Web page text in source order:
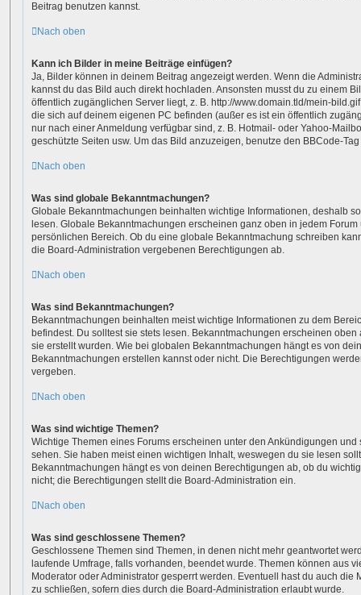
Beitrag benutzen kannst.
Nach oben
Kann ich Bilder in meine Beiträge einfügen?
Ja, Bilder können in deinem Beitrag angezeigt werden. Wenn die
kannst du das Bild auch direkt hochladen. Ansonsten musst du zu einem
öffentlich zugänglichen Server liegt, z. B. http://www.domain.tld/mein-
die sich auf deinem eigenen PC befinden (außer es ist ein öffentlich
nur nach einer Anmeldung verfügbar sind, z. B. Hotmail- oder Yahoo-
geschützte Seiten usw. Um das Bild anzuzeigen, benutze den BBCode-Tag
Nach oben
Was sind globale Bekanntmachungen?
Globale Bekanntmachungen beinhalten wichtige Informationen, deshalb
lesen. Globale Bekanntmachungen erscheinen ganz oben in jedem
persönlichen Bereich. Ob du eine globale Bekanntmachung schreiben
die Board-Administration vergebenen Berechtigungen ab.
Nach oben
Was sind Bekanntmachungen?
Bekanntmachungen beinhalten meist wichtige Informationen zu dem
befindest. Du solltest sie stets lesen. Bekanntmachungen erscheinen
sie erstellt wurden. Wie bei globalen Bekanntmachungen hängt es von
Bekanntmachungen erstellen kannst oder nicht. Die Berechtigungen
vergeben.
Nach oben
Was sind wichtige Themen?
Wichtige Themen eines Forums erscheinen unter den Ankündigungen und
sehen. Sie haben meist einen wichtigen Inhalt, weswegen du sie lesen
Bekanntmachungen hängt es von deinen Berechtigungen ab, ob du
nicht; die Berechtigungen stellt die Board-Administration ein.
Nach oben
Was sind geschlossene Themen?
Geschlossene Themen sind Themen, in denen nicht mehr geantwortet
laufende Umfrage, falls vorhanden, beendet wurde. Themen können aus
Moderator oder Administrator gesperrt werden. Eventuell hast du auch die
zu schließen, sofern dies durch die Board-Administration erlaubt wurde.